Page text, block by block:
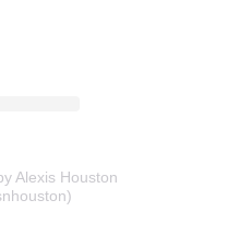
Alexis Houston